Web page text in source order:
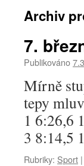
Archiv
7.
Publikováno
Mírně
tepy
1 6:26,6
3 8:14,5
Rubriky: Sport |